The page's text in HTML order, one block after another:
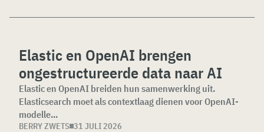
Elastic en OpenAI brengen
ongestructureerde data naar AI
Elastic en OpenAI breiden hun samenwerking uit.
Elasticsearch moet als contextlaag dienen voor OpenAI-
modelle...
BERRY ZWETS 31 JULI 2026